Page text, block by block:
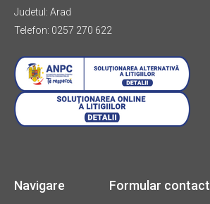
Judetul: Arad
Telefon: 0257 270 622
Navigare Formular contact